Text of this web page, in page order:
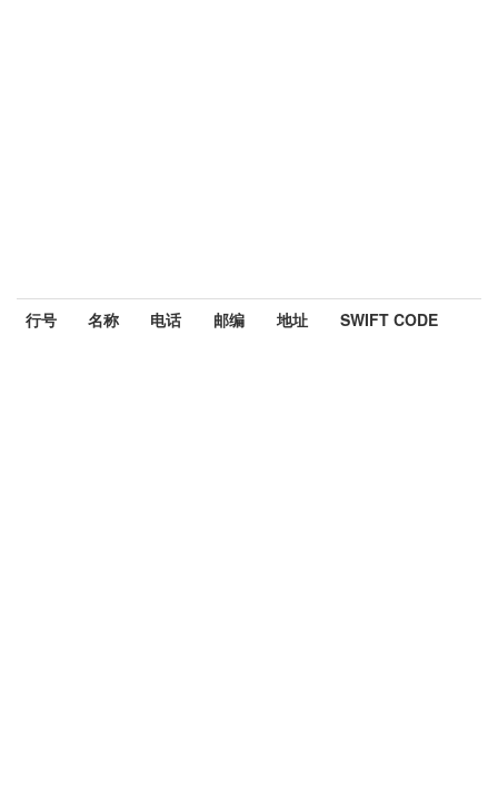
行号 名称 电话 邮编 地址 SWIFT CODE